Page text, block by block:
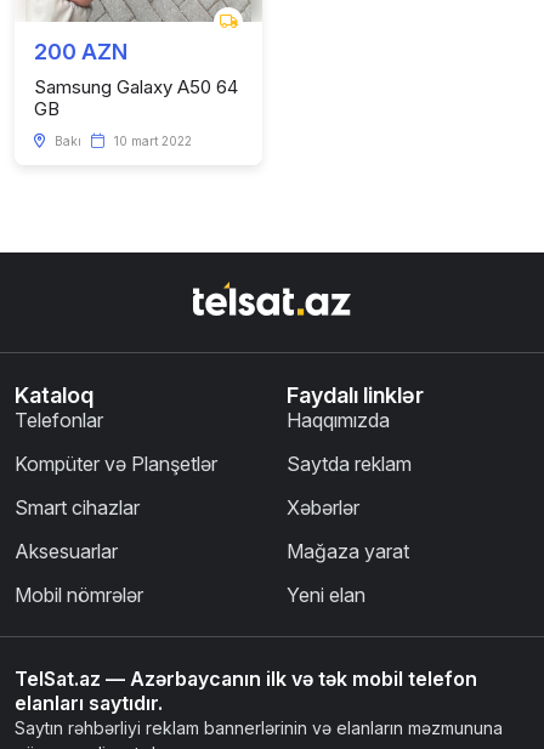
200 AZN
Samsung Galaxy A50 64
GB
Bakı 10 mart 2022
Kataloq
Telefonlar
Kompüter və Planşetlər
Smart cihazlar
Aksesuarlar
Mobil nömrələr
Faydalı linklər
Haqqımızda
Saytda reklam
Xəbərlər
Mağaza yarat
Yeni elan
TelSat.az — Azərbaycanın ilk və tək mobil telefon
elanları saytıdır.
Saytın rəhbərliyi reklam bannerlərinin və elanların məzmununa